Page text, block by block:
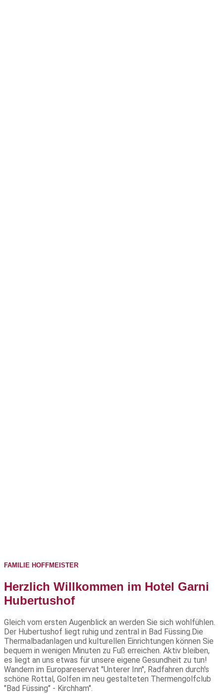
FAMILIE HOFFMEISTER
Herzlich Willkommen im Hotel Garni
Hubertushof
Gleich vom ersten Augenblick an werden Sie sich wohlfühlen.
Der Hubertushof liegt ruhig und zentral in Bad Füssing.Die
Thermalbadanlagen und kulturellen Einrichtungen können Sie
bequem in wenigen Minuten zu Fuß erreichen. Aktiv bleiben,
es liegt an uns etwas für unsere eigene Gesundheit zu tun!
Wandern im Europareservat "Unterer Inn", Radfahren durch's
schöne Rottal, Golfen im neu gestalteten Thermengolfclub
"Bad Füssing" - Kirchham".